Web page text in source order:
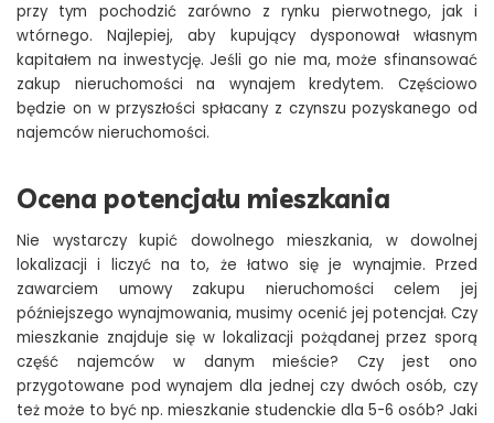
przy tym pochodzić zarówno z rynku pierwotnego, jak i
wtórnego. Najlepiej, aby kupujący dysponował własnym
kapitałem na inwestycję. Jeśli go nie ma, może sfinansować
zakup nieruchomości na wynajem kredytem. Częściowo
będzie on w przyszłości spłacany z czynszu pozyskanego od
najemców nieruchomości.
Ocena potencjału mieszkania
Nie wystarczy kupić dowolnego mieszkania, w dowolnej
lokalizacji i liczyć na to, że łatwo się je wynajmie. Przed
zawarciem umowy zakupu nieruchomości celem jej
późniejszego wynajmowania, musimy ocenić jej potencjał. Czy
mieszkanie znajduje się w lokalizacji pożądanej przez sporą
część najemców w danym mieście? Czy jest ono
przygotowane pod wynajem dla jednej czy dwóch osób, czy
też może to być np. mieszkanie studenckie dla 5-6 osób? Jaki